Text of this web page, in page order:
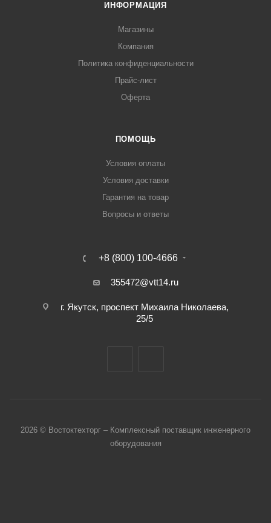
ИНФОРМАЦИЯ
Магазины
Компания
Политика конфиденциальности
Прайс-лист
Оферта
ПОМОЩЬ
Условия оплаты
Условия доставки
Гарантия на товар
Вопросы и ответы
+8 (800) 100-4666
355472@vtt14.ru
г. Якутск, проспект Михаила Николаева,
25/5
2026 © Востоктехторг – Комплексный поставщик инженерного
оборудования